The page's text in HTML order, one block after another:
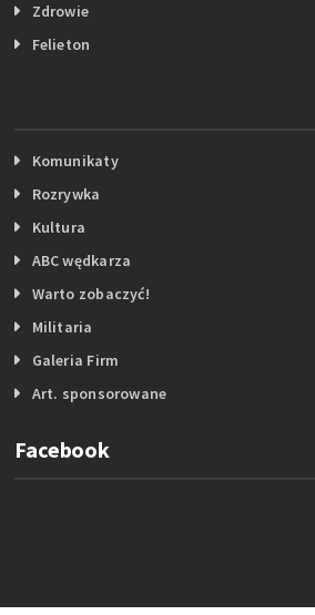
Zdrowie
Felieton
Komunikaty
Rozrywka
Kultura
ABC wędkarza
Warto zobaczyć!
Militaria
Galeria Firm
Art. sponsorowane
Facebook